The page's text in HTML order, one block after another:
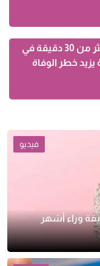
الجلوس لأكثر من 30 دقيقة في
يزيد خطر الوفاة
فيديو
وراء أشهر